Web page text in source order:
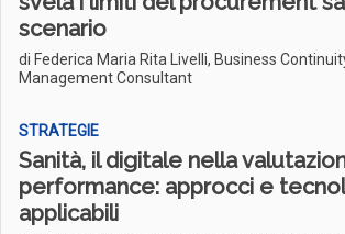
scenario
di Federica Maria Rita Livelli, Business
Management Consultant
STRATEGIE
Sanità, il digitale nella
performance: approcci e
applicabili